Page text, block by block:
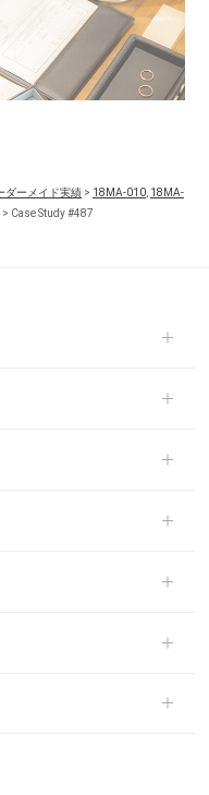
ダーメイド実績> 18MA-010, 18MA-
> Case Study #487